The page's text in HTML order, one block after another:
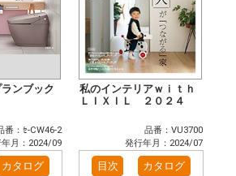
ンブック
番：ｾ-CW46-2
年月：2024/09
カタログ
私のインテリアｗｉｔｈ
ＬＩＸＩＬ ２０２４
品番：VU3700
発行年月：2024/07
目次 カタログ